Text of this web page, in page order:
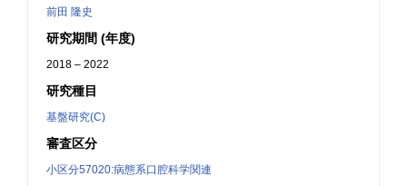
前田 隆史
研究期間 (年度)
2018 – 2022
研究種目
基盤研究(C)
審査区分
小区分57020:病態系口腔科学関連